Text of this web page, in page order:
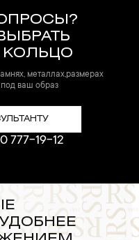
КОЛЬЦО
металлах,размерах
ваш образ
777-19-12